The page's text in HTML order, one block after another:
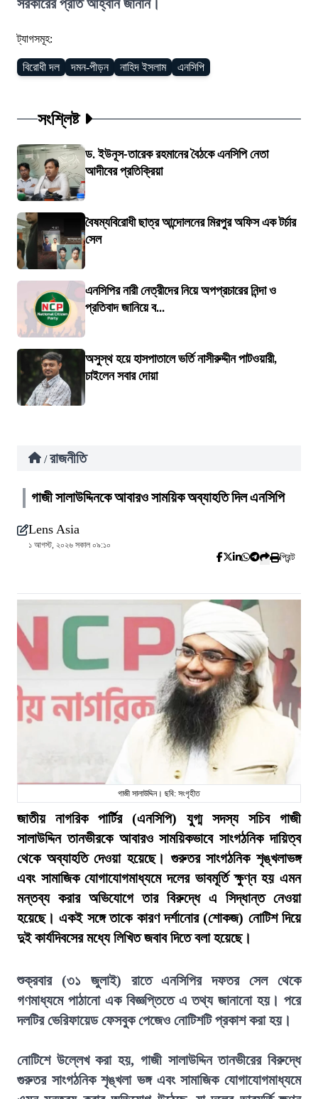
সরকারের প্রতি আহ্বান জানান।
ট্যাগসমূহ:
বিরোধী দল দমন-পীড়ন নাহিদ ইসলাম এনসিপি
সংশ্লিষ্ট
ড. ইউনূস-তারেক রহমানের বৈঠকে এনসিপি নেতা
আদীবের প্রতিক্রিয়া
বৈষম্যবিরোধী ছাত্র আন্দোলনের মিরপুর অফিস এক টর্চার
সেল
এনসিপির নারী নেত্রীদের নিয়ে অপপ্রচারের নিন্দা ও
প্রতিবাদ জানিয়ে ব...
অসুস্থ হয়ে হাসপাতালে ভর্তি নাসীরুদ্দীন পাটওয়ারী,
চাইলেন সবার দোয়া
/ রাজনীতি
গাজী সালাউদ্দিনকে আবারও সাময়িক অব্যাহতি দিল এনসিপি
Lens Asia
১ আগস্ট, ২০২৬ সকাল ০৯:১০
প্রিন্ট
গাজী সালাউদ্দিন। ছবি: সংগৃহীত
জাতীয় নাগরিক পার্টির (এনসিপি) যুগ্ম সদস্য সচিব গাজী
সালাউদ্দিন তানভীরকে আবারও সাময়িকভাবে সাংগঠনিক দায়িত্ব
থেকে অব্যাহতি দেওয়া হয়েছে। গুরুতর সাংগঠনিক শৃঙ্খলাভঙ্গ
এবং সামাজিক যোগাযোগমাধ্যমে দলের ভাবমূর্তি ক্ষুণ্ন হয় এমন
মন্তব্য করার অভিযোগে তার বিরুদ্ধে এ সিদ্ধান্ত নেওয়া
হয়েছে। একই সঙ্গে তাকে কারণ দর্শানোর (শোকজ) নোটিশ দিয়ে
দুই কার্যদিবসের মধ্যে লিখিত জবাব দিতে বলা হয়েছে।
শুক্রবার (৩১ জুলাই) রাতে এনসিপির দফতর সেল থেকে
গণমাধ্যমে পাঠানো এক বিজ্ঞপ্তিতে এ তথ্য জানানো হয়। পরে
দলটির ভেরিফায়েড ফেসবুক পেজেও নোটিশটি প্রকাশ করা হয়।
নোটিশে উল্লেখ করা হয়, গাজী সালাউদ্দিন তানভীরের বিরুদ্ধে
গুরুতর সাংগঠনিক শৃঙ্খলা ভঙ্গ এবং সামাজিক যোগাযোগমাধ্যমে